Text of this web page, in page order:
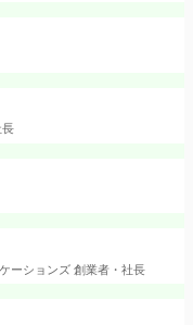
ーションズ 創業者・社長